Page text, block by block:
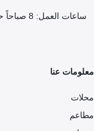
ساعات العمل: 8 صباحاً حتى 10 مساءً
معلومات عنا
محلات
مطاعم